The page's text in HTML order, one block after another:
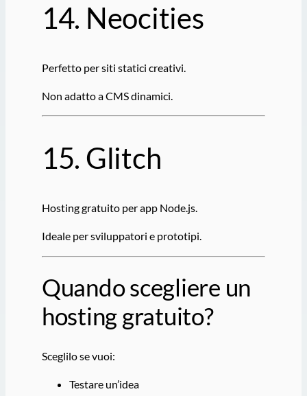
14. Neocities
Perfetto per siti statici creativi.
Non adatto a CMS dinamici.
15. Glitch
Hosting gratuito per app Node.js.
Ideale per sviluppatori e prototipi.
Quando scegliere un
hosting gratuito?
Sceglilo se vuoi:
Testare un’idea